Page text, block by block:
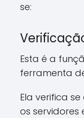
se:
Esta é a
ferramenta
Ela verifica
os